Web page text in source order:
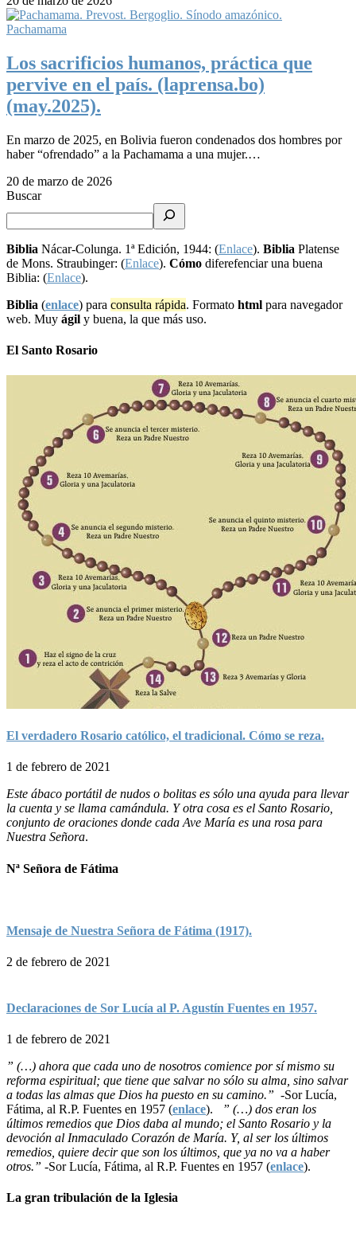
Pachamama
Los sacrificios humanos, práctica que
pervive en el país. (laprensa.bo)
(may.2025).
En marzo de 2025, en Bolivia fueron condenados dos hombres por
haber “ofrendado” a la Pachamama a una mujer.…
20 de marzo de 2026
Buscar
Biblia Nácar-Colunga. 1ª Edición, 1944: (Enlace). Biblia Platense
de Mons. Straubinger: (Enlace). Cómo diferefenciar una buena
Biblia: (Enlace).
Biblia (enlace) para consulta rápida. Formato html para navegador
web. Muy ágil y buena, la que más uso.
El Santo Rosario
El verdadero Rosario católico, el tradicional. Cómo se reza.
1 de febrero de 2021
Este ábaco portátil de nudos o bolitas es sólo una ayuda para llevar
la cuenta y se llama camándula. Y otra cosa es el Santo Rosario,
conjunto de oraciones donde cada Ave María es una rosa para
Nuestra Señora.
Nª Señora de Fátima
Mensaje de Nuestra Señora de Fátima (1917).
2 de febrero de 2021
Declaraciones de Sor Lucía al P. Agustín Fuentes en 1957.
1 de febrero de 2021
” (…) ahora que cada uno de nosotros comience por sí mismo su
reforma espiritual; que tiene que salvar no sólo su alma, sino salvar
a todas las almas que Dios ha puesto en su camino.” -Sor Lucía,
Fátima, al R.P. Fuentes en 1957 (enlace).
” (…) dos eran los
últimos remedios que Dios daba al mundo; el Santo Rosario y la
devoción al Inmaculado Corazón de María. Y, al ser los últimos
remedios, quiere decir que son los últimos, que ya no va a haber
otros.” -Sor Lucía, Fátima, al R.P. Fuentes en 1957 (enlace).
La gran tribulación de la Iglesia